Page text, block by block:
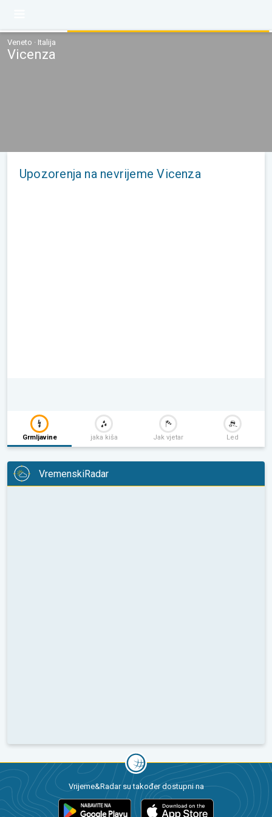
Veneto · Italija
Vicenza
Upozorenja na nevrijeme Vicenza
Grmljavine jaka kiša Jak vjetar Led
VremenskiRadar
Vrijeme&Radar su također dostupni na